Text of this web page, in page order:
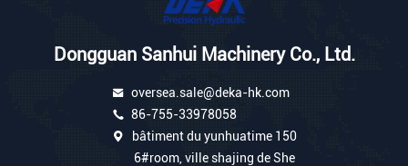
Dongguan Sanhui Machinery Co., Ltd.
oversea.sale@deka-hk.com
86-755-33978058
bâtiment du yunhuatime 150
6#room, ville shajing de She